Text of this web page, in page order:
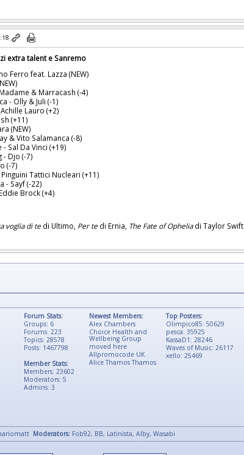
extra talent e Sanremo
Ferro feat. Lazza (NEW)
& Marracash (-4)
- Olly & Juli (-1)
Lauro (+2)
(+11)
(NEW)
& Vito Salamanca (-8)
Sal Da Vinci (+19)
- Djo (-7)
(-7)
Tattici Nucleari (+11)
- Sayf (-22)
Brock (+4)
voglia di te di Ultimo, Per te di Ernia, The Fate of Opheliadi Taylor Swift
Top Posters:
Olimpico85: 50629
pesca: 35925
KassaD1: 28246
Waves of Music: 26117
xello: 25469
Newest Members:
Alex Chambers
Choice Health and
Wellbeing Group
moved here
Allpromocode UK
Alice Thamos Thamos
Forum Stats:
Groups: 6
Forums: 223
Topics: 28578
Posts: 1467798
Member Stats:
Members: 23602
Moderators: 5
Admins: 3
Moderators: Fob92, BB, Latinista, Alby, Wasabi